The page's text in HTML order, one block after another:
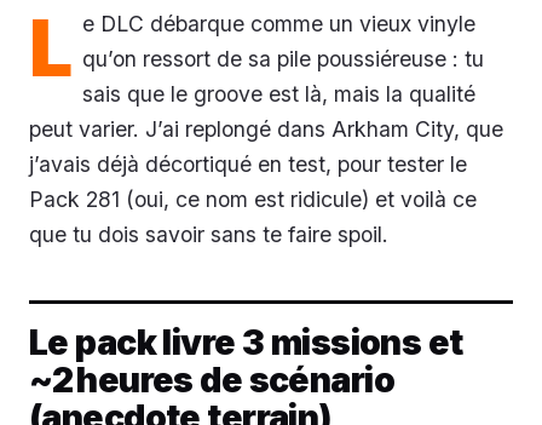
L e DLC débarque comme un vieux vinyle
qu’on ressort de sa pile poussiéreuse : tu
sais que le groove est là, mais la qualité
peut varier. J’ai replongé dans Arkham City, que
j’avais déjà décortiqué en test, pour tester le
Pack 281 (oui, ce nom est ridicule) et voilà ce
que tu dois savoir sans te faire spoil.
Le pack livre 3 missions et
~2 heures de scénario